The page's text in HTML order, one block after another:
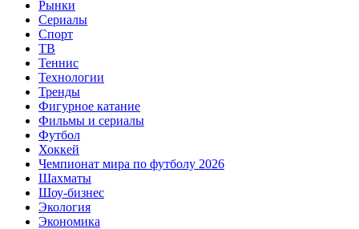
Рынки
Сериалы
Спорт
ТВ
Теннис
Технологии
Тренды
Фигурное катание
Фильмы и сериалы
Футбол
Хоккей
Чемпионат мира по футболу 2026
Шахматы
Шоу-бизнес
Экология
Экономика